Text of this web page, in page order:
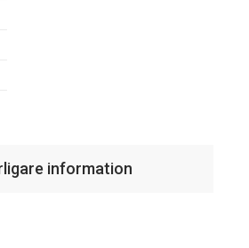
information